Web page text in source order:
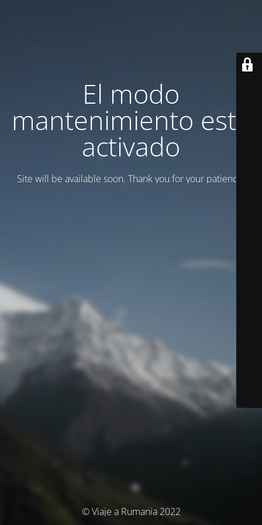
El modo
mantenimiento está
activado
Site will be available soon. Thank you for your patience!
© Viaje a Rumania 2022